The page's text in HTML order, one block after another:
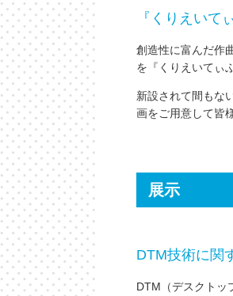
『くりえいて
創造性に富んだ作
を『くりえいてぃ
新設されて間もな
画をご用意して皆
展示
DTM技術に関
DTM（デスクトッ